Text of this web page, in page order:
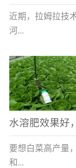
老棚土好产量
近期，拉姆拉技
河...
南走访时，发现
蔬菜产区，老棚
数，连年的重茬
结等原因，导致
作物根系...
水溶肥效果好
白菜增产不是
要想白菜高产量
和...